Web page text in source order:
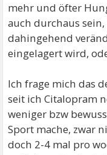
mehr und öfter
auch durchaus
dahingehend
eingelagert wird,
Ich frage mich das
seit ich Citalopram
weniger bzw
Sport mache, zwar
doch 2-4 mal pro